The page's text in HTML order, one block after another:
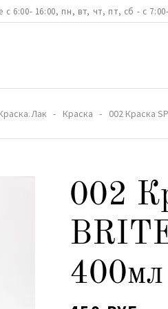
6:00- 16:00, пн, вт, чт, пт, сб - с
Краска 002 Краска
002
400мл